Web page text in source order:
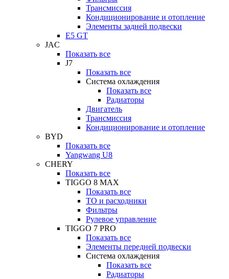
Трансмиссия
Кондиционирование и отопление
Элементы задней подвески
E5 GT
JAC
Показать все
J7
Показать все
Система охлаждения
Показать все
Радиаторы
Двигатель
Трансмиссия
Кондиционирование и отопление
BYD
Показать все
Yangwang U8
CHERY
Показать все
TIGGO 8 MAX
Показать все
ТО и расходники
Фильтры
Рулевое управление
TIGGO 7 PRO
Показать все
Элементы передней подвески
Система охлаждения
Показать все
Радиаторы